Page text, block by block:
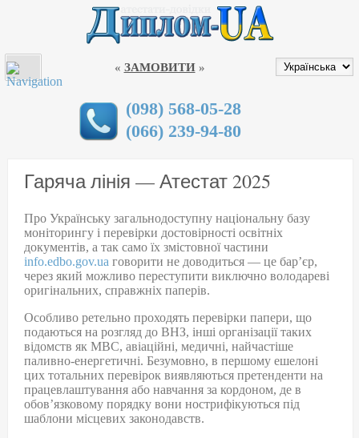
КУПИТИ ДИПЛОМ В УКРАЇНІ
ДИПЛОМИ
СТУПЕНІ ЗАХИСТУ ДОКУМЕНТІВ
ГАРАНТІЇ
СПЕЦІАЛЬНОСТІ
ВУЗИ УКРАЇНИ
ДИПЛОМИ У МІСТАХ
КОНТАКТИ
« ЗАМОВИТИ»
(098) 568-05-28
(066) 239-94-80
Гаряча лінія — Атестат 2025
Про Українську загальнодоступну національну базу
моніторингу і перевірки достовірності освітніх
документів, а так само їх змістовної частини
info.edbo.gov.ua говорити не доводиться — це бар’єр,
через який можливо переступити виключно володареві
оригінальних, справжніх паперів.
Особливо ретельно проходять перевірки папери, що
подаються на розгляд до ВНЗ, інші організації таких
відомств як МВС, авіаційні, медичні, найчастіше
паливно-енергетичні. Безумовно, в першому ешелоні
цих тотальних перевірок виявляються претенденти на
працевлаштування або навчання за кордоном, де в
обов’язковому порядку вони нострифікуються під
шаблони місцевих законодавств.